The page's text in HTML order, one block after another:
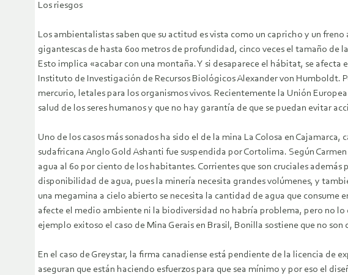
Los riesgos
Los ambientalistas saben que su actitud es vista como un capricho y un
gigantescas de hasta 600 metros de profundidad, cinco veces el tamaño de
Esto implica «acabar con una montaña. Y si desaparece el hábitat, se
Instituto de Investigación de Recursos Biológicos Alexander von Humboldt.
mercurio, letales para los organismos vivos. Recientemente la Unión
salud de los seres humanos y que no hay garantía de que se puedan evitar
Uno de los casos más sonados ha sido el de la mina La Colosa en
sudafricana Anglo Gold Ashanti fue suspendida por Cortolima. Según
agua al 60 por ciento de los habitantes. Corrientes que son cruciales
disponibilidad de agua, pues la minería necesita grandes volúmenes, y
una megamina a cielo abierto se necesita la cantidad de agua que consume
afecte el medio ambiente ni la biodiversidad no habría problema, pero no
ejemplo exitoso el caso de Mina Gerais en Brasil, Bonilla sostiene que no
En el caso de Greystar, la firma canadiense está pendiente de la licencia
aseguran que están haciendo esfuerzos para que sea mínimo y por eso el